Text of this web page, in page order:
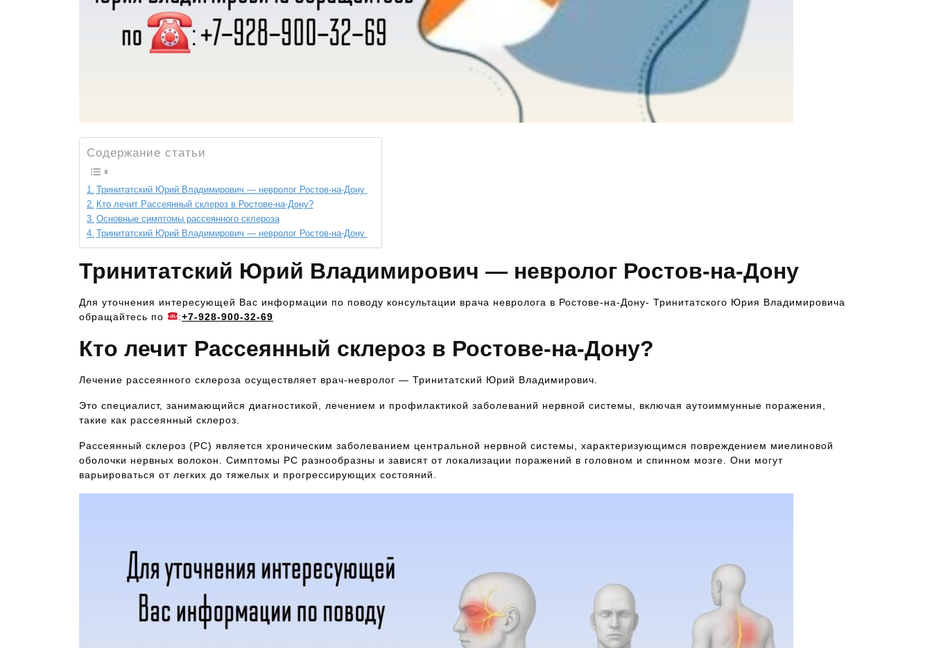
Содержание статьи
Тринитатский Юрий Владимирович — невролог Ростов-на-Дону
Кто лечит Рассеянный склероз в Ростове-на-Дону?
Основные симптомы рассеянного склероза
Тринитатский Юрий Владимирович — невролог Ростов-на-Дону
Тринитатский Юрий Владимирович — невролог Ростов-на-Дону
Для уточнения интересующей Вас информации по поводу консультации врача невролога в Ростове-на-Дону- Тринитатского Юрия Владимировича
обращайтесь по
:+7-928-900-32-69
Кто лечит Рассеянный склероз в Ростове-на-Дону?
Лечение рассеянного склероза осуществляет врач-невролог — Тринитатский Юрий Владимирович.
Это специалист, занимающийся диагностикой, лечением и профилактикой заболеваний нервной системы, включая аутоиммунные поражения,
такие как рассеянный склероз.
Рассеянный склероз (РС) является хроническим заболеванием центральной нервной системы, характеризующимся повреждением миелиновой
оболочки нервных волокон. Симптомы РС разнообразны и зависят от локализации поражений в головном и спинном мозге. Они могут
варьироваться от легких до тяжелых и прогрессирующих состояний.